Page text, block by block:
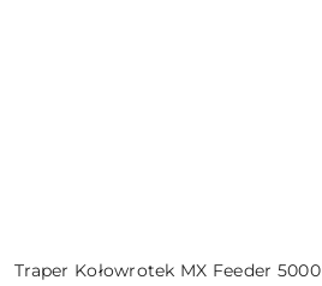
Traper Kołowrotek MX Feeder 5000